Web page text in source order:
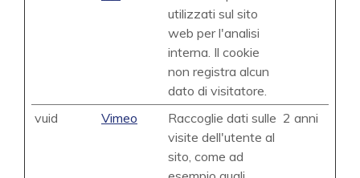
utilizzati sul sito
web per l'analisi
interna. Il cookie
non registra alcun
dato di visitatore.
vuid Vimeo
Raccoglie dati sulle
visite dell'utente al
sito, come ad
2 anni